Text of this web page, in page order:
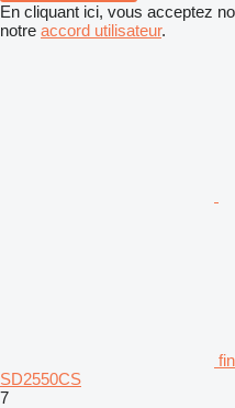
En cliquant ici, vous acceptez
notre accord utilisateur.
SD2550CS
7